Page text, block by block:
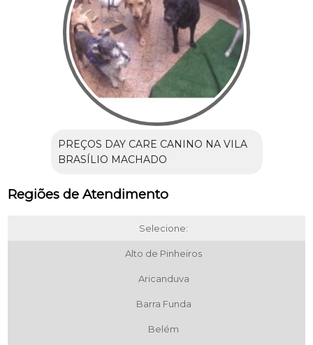
PREÇOS DAY CARE CANINO NA VILA
BRASÍLIO MACHADO
Regiões de Atendimento
Selecione:
Alto de Pinheiros
Aricanduva
Barra Funda
Belém